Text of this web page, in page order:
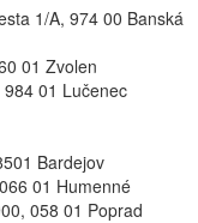
1/A, 974 00 Banská
01 Zvolen
01 Lučenec
Bardejov
01 Humenné
058 01 Poprad